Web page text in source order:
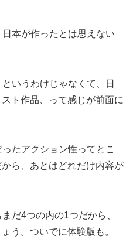
日本が作ったとは思えない
いうわけじゃなくて、日
ト作品、って感じが前面に
たアクション性ってとこ
ら、あとはどれだけ内容が
だ4つの内の1つだから、
う。ついでに体験版も。